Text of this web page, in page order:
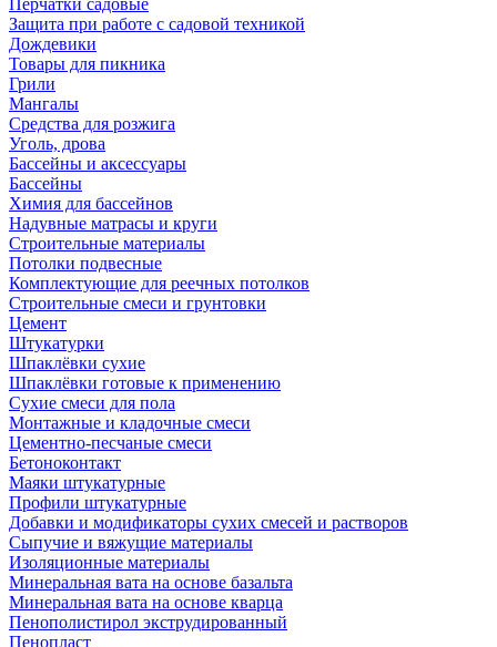
Перчатки садовые
Защита при работе с садовой техникой
Дождевики
Товары для пикника
Грили
Мангалы
Средства для розжига
Уголь, дрова
Бассейны и аксессуары
Бассейны
Химия для бассейнов
Надувные матрасы и круги
Строительные материалы
Потолки подвесные
Комплектующие для реечных потолков
Строительные смеси и грунтовки
Цемент
Штукатурки
Шпаклёвки сухие
Шпаклёвки готовые к применению
Сухие смеси для пола
Монтажные и кладочные смеси
Цементно-песчаные смеси
Бетоноконтакт
Маяки штукатурные
Профили штукатурные
Добавки и модификаторы сухих смесей и растворов
Сыпучие и вяжущие материалы
Изоляционные материалы
Минеральная вата на основе базальта
Минеральная вата на основе кварца
Пенополистирол экструдированный
Пенопласт